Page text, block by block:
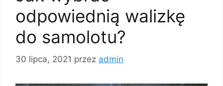
odpowiednią walizkę
do samolotu?
30 lipca, 2021 przez admin